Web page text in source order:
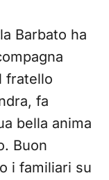
Barbato ha
fratello
fa
bella anima
Buon
i familiari su